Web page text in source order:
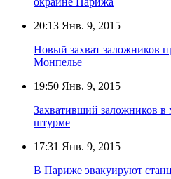
20:13 Янв. 9, 2015
Новый захват заложников
Монпелье
19:50 Янв. 9, 2015
Захвативший заложников в
штурме
17:31 Янв. 9, 2015
В Париже эвакуируют